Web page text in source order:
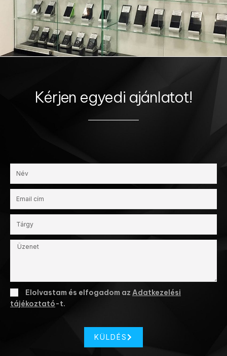
Kérjen egyedi ajánlatot!
Elolvastam és elfogadom az Adatkezelési
tájékoztató-t.
KÜLDÉS